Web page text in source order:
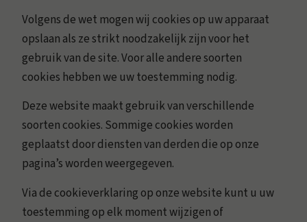
Volgens de wet mogen wij cookies op uw apparaat
opslaan als ze strikt noodzakelijk zijn voor het
gebruik van de site. Voor alle andere soorten
cookies hebben we uw toestemming nodig.
Deze website maakt gebruik van verschillende
soorten cookies. Sommige cookies worden
geplaatst door diensten van derden die op onze
pagina’s worden weergegeven.
Via de cookieverklaring op onze website kunt u uw
toestemming op elk moment wijzigen of